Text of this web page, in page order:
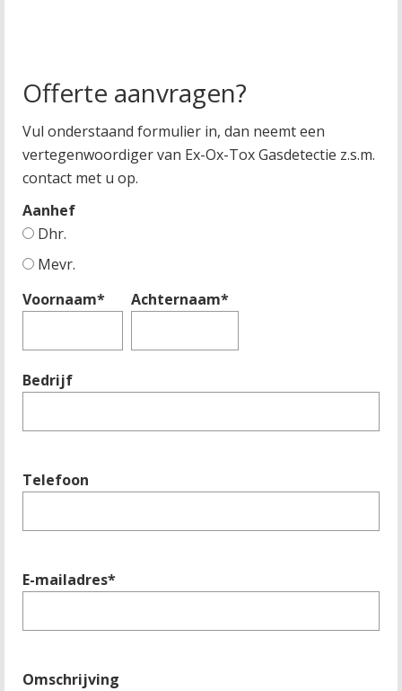
Offerte aanvragen?
Vul onderstaand formulier in, dan neemt een
vertegenwoordiger van Ex-Ox-Tox Gasdetectie z.s.m.
contact met u op.
Aanhef
Dhr.
Mevr.
Voornaam*
Achternaam*
Bedrijf
Telefoon
E-mailadres*
Omschrijving